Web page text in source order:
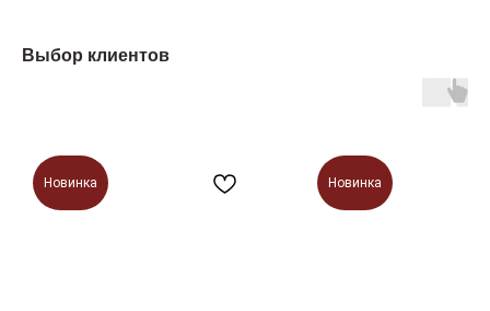
Выбор клиентов
Новинка Новинка